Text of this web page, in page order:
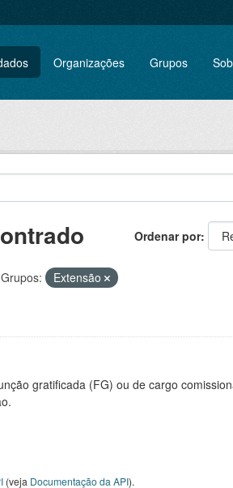
Organizações Grupos
Ordenar por
Grupos:
Extensão
gratificada (FG) ou de cargo
(veja Documentação da API).